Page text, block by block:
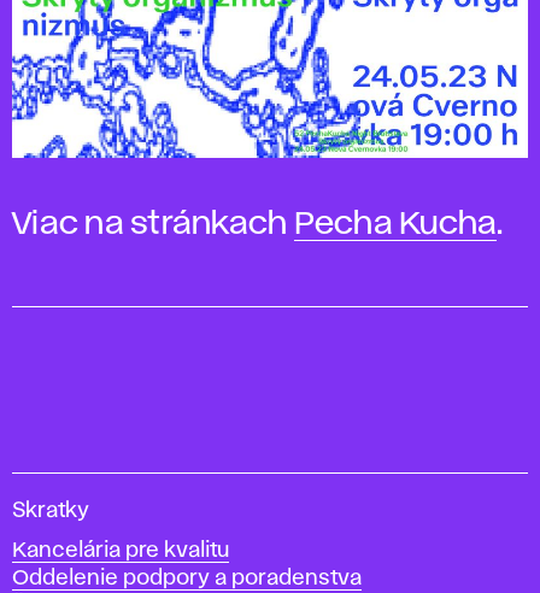
Viac na stránkach Pecha Kucha.
V
s
o
Skratky
Kancelária pre kvalitu
Oddelenie podpory a poradenstva